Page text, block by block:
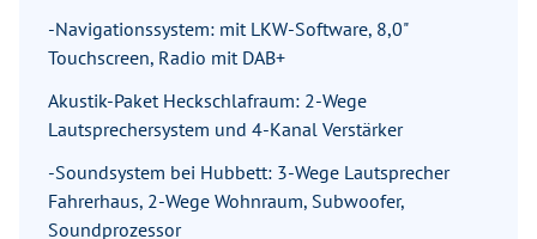
-Navigationssystem: mit LKW-Software, 8,0"
Touchscreen, Radio mit DAB+
Akustik-Paket Heckschlafraum: 2-Wege
Lautsprechersystem und 4-Kanal Verstärker
-Soundsystem bei Hubbett: 3-Wege Lautsprecher
Fahrerhaus, 2-Wege Wohnraum, Subwoofer,
Soundprozessor